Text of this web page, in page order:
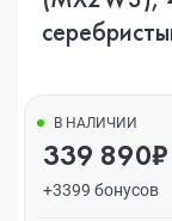
В НАЛИЧИИ
339 890₽
+3399 бонусов